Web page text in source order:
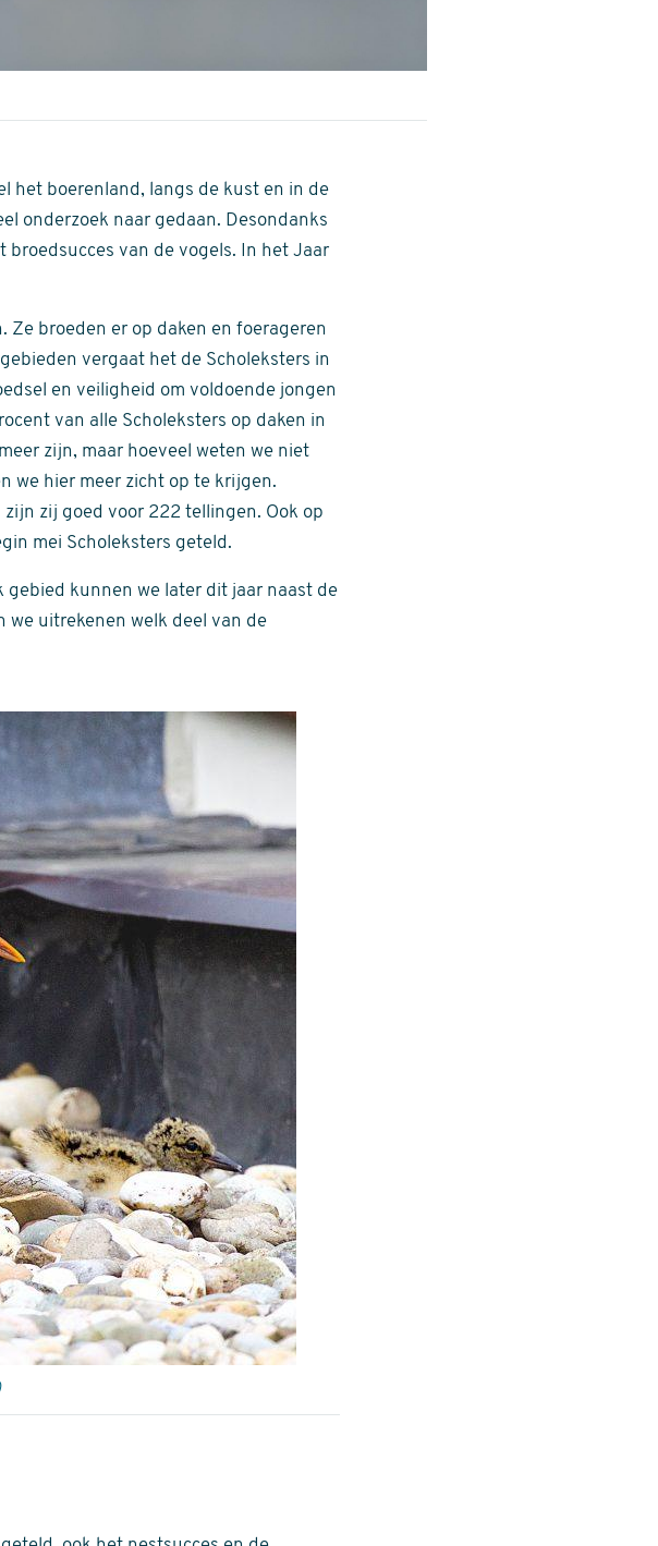
het boerenland, langs de kust en in de
onderzoek naar gedaan. Desondanks
van de vogels. In het Jaar
Ze broeden er op daken en foerageren
vergaat het de Scholeksters in
en veiligheid om voldoende jongen
van alle Scholeksters op daken in
zijn, maar hoeveel weten we niet
we hier meer zicht op te krijgen.
zij goed voor 222 tellingen. Ook op
mei Scholeksters geteld.
kunnen we later dit jaar naast de
uitrekenen welk deel van de